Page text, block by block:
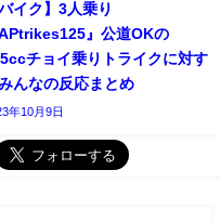
バイク】3人乗り
APtrikes125』公道OKの
チョイ乗りトライクに対す
んなの反応まとめ
年10月9日